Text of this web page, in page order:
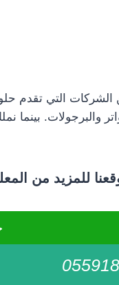
التي تقدم
بينما
للمزيد من